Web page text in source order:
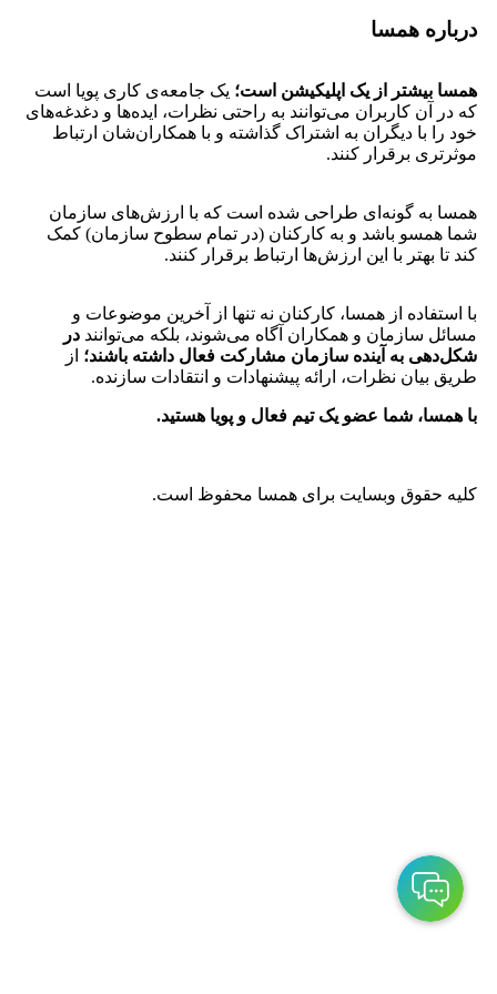
درباره همسا
همسا بیشتر از یک اپلیکیشن است؛ یک جامعه‌ی کاری پویا است
که در آن کاربران می‌توانند به راحتی نظرات، ایده‌ها و دغدغه‌های
خود را با دیگران به اشتراک گذاشته و با همکاران‌‌شان ارتباط
موثرتری برقرار کنند.
همسا به گونه‌ای طراحی شده است که با ارزش‌های سازمان
شما همسو باشد و به کارکنان (در تمام سطوح سازمان) کمک
کند تا بهتر با این ارزش‌ها ارتباط برقرار کنند.
با استفاده از همسا، کارکنان نه تنها از آخرین موضوعات و
مسائل سازمان و همکاران آگاه می‌شوند، بلکه می‌توانند در
شکل‌دهی به آینده سازمان مشارکت فعال داشته باشند؛ از
طریق بیان نظرات، ارائه پیشنهادات و انتقادات سازنده.
با همسا، شما عضو یک تیم فعال و پویا هستید.
کلیه حقوق وبسایت برای همسا محفوظ است.